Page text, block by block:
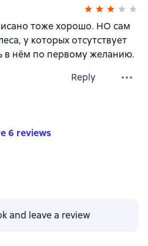
тоже хорошо. НО сам
у которых отсутствует
в нём по первому желанию.
Reply
6 reviews
and leave a review